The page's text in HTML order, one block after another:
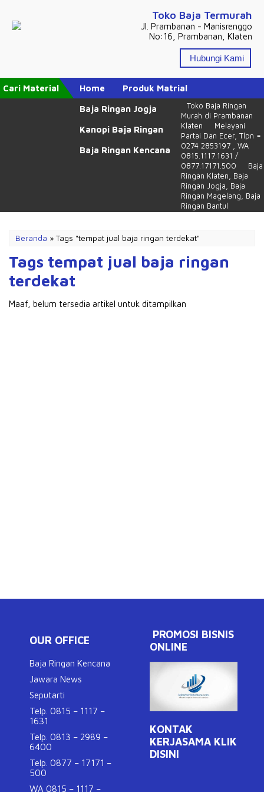
Toko Baja Termurah
Jl. Prambanan - Manisrenggo
No:16, Prambanan, Klaten
Hubungi Kami
Cari Material Home Produk Matrial
Baja Ringan Jogja
Kanopi Baja Ringan
Baja Ringan Kencana
Toko Baja Ringan
Murah di Prambanan
Klaten
Melayani
Partai Dan Ecer, Tlpn =
0274 2853197 , WA
0815.1117.1631 /
0877.17171.500
Baja
Ringan Klaten, Baja
Ringan Jogja, Baja
Ringan Magelang, Baja
Ringan Bantul
Beranda »Tags "tempat jual baja ringan terdekat"
Tags tempat jual baja ringan
terdekat
Maaf, belum tersedia artikel untuk ditampilkan
OUR OFFICE
Baja Ringan Kencana
Jawara News
Seputarti
Telp. 0815 – 1117 –
1631
Telp. 0813 – 2989 –
6400
Telp. 0877 – 17171 –
500
WA 0815 – 1117 –
PROMOSI BISNIS
ONLINE
KONTAK
KERJASAMA KLIK
DISINI